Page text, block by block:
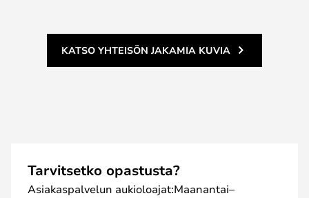
KATSO YHTEISÖN JAKAMIA KUVIA
Tarvitsetko opastusta?
Asiakaspalvelun aukioloajat:Maanantai–